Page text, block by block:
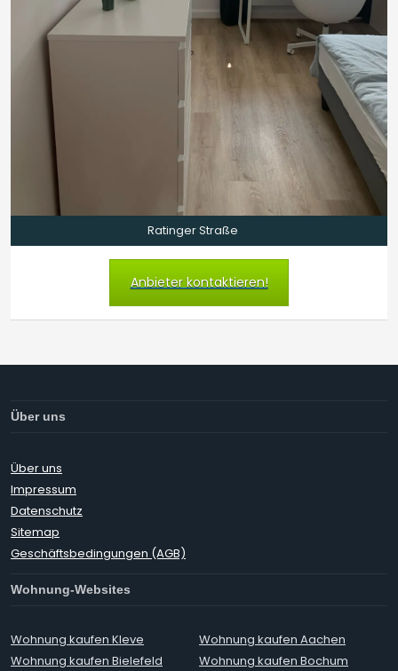
Ratinger Straße
Anbieter kontaktieren!
Über uns
Über uns
Impressum
Datenschutz
Sitemap
Geschäftsbedingungen (AGB)
Wohnung-Websites
Wohnung kaufen Kleve
Wohnung kaufen Aachen
Wohnung kaufen Bielefeld
Wohnung kaufen Bochum